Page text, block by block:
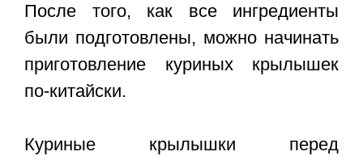
После того, как все ингредиенты
были подготовлены, можно начинать
приготовление куриных крылышек
по-китайски.
Куриные крылышки перед